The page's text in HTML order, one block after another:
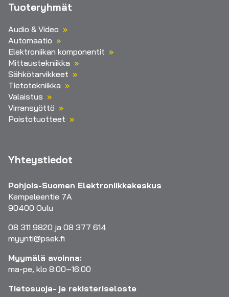
Tuoteryhmät
Audio & Video
Automaatio
Elektroniikan komponentit
Mittaustekniikka
Sähkötarvikkeet
Tietotekniikka
Valaistus
Virransyöttö
Poistotuotteet
Yhteystiedot
Pohjois-Suomen Elektroniikkakeskus
Kempeleentie 7A
90400 Oulu
08 311 9820 ja 08 377 614
myynti@psek.fi
Myymälä avoinna:
ma-pe, klo 8:00–16:00
Tietosuoja- ja rekisteriseloste